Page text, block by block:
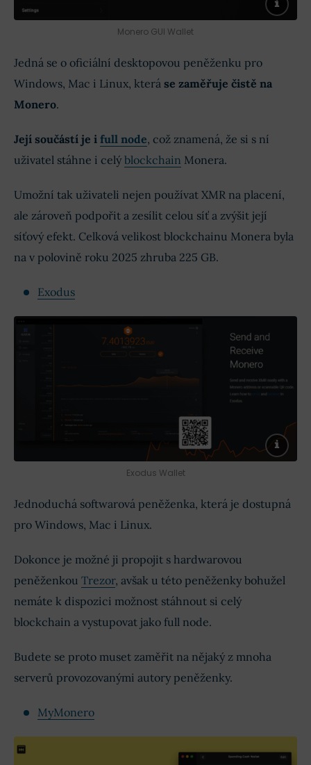
Monero GUI Wallet
Jedná se o oficiální desktopovou peněženku pro
Windows, Mac i Linux, která se zaměřuje čistě na
Monero.
Její součástí je i full node, což znamená, že si s ní
uživatel stáhne i celý blockchain Monera.
Umožní tak uživateli nejen používat XMR na placení,
ale zároveň podpořit a zesílit celou síť a zvýšit její
síťový efekt. Celková velikost blockchainu Monera byla
na v polovině roku 2025 zhruba 225 GB.
Exodus
Exodus Wallet
Jednoduchá softwarová peněženka, která je dostupná
pro Windows, Mac i Linux.
Dokonce je možné ji propojit s hardwarovou
peněženkou Trezor, avšak u této peněženky bohužel
nemáte k dispozici možnost stáhnout si celý
blockchain a vystupovat jako full node.
Budete se proto muset zaměřit na nějaký z mnoha
serverů provozovanými autory peněženky.
MyMonero